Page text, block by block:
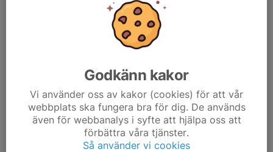
Här hamnar automatiskt de senaste nyheterna på hemsidan. För
att kunna börja administrera hemsidan loggar du in högst upp till
Godkänn kakor
Vi använder oss av kakor (cookies) för att vår
webbplats ska fungera bra för dig. De används
även för webbanalys i syfte att hjälpa oss att
förbättra våra tjänster.
Så använder vi cookies